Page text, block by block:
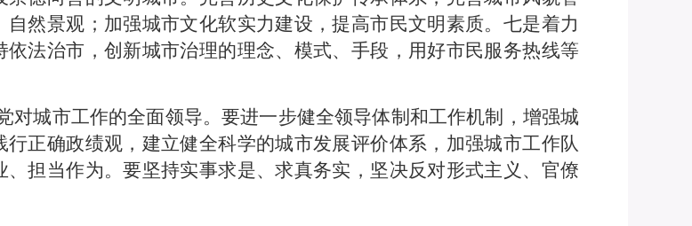
然景观；加强城市文化软实力建设，提高市民文明素质。七是着力
法治市，创新城市治理的理念、模式、手段，用好市民服务热线等
对城市工作的全面领导。要进一步健全领导体制和工作机制，增强城
正确政绩观，建立健全科学的城市发展评价体系，加强城市工作队
担当作为。要坚持实事求是、求真务实，坚决反对形式主义、官僚